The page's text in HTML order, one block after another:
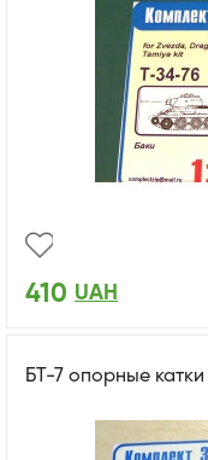
410 UAH
БТ-7 опорные